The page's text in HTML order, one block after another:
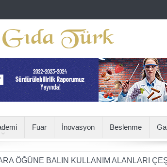
Fuar İnovasyon Beslenme
BALIN KULLANIM ALANLARI